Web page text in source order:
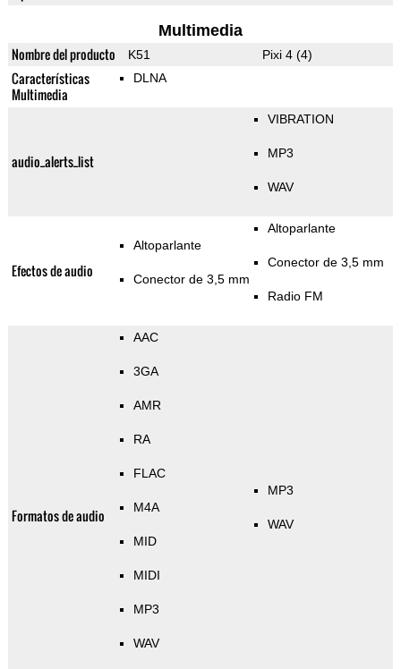
Multimedia
Nombre del producto K51 Pixi 4 (4)
Características
Multimedia
DLNA
audio_alerts_list
VIBRATION
MP3
WAV
Efectos de audio
Altoparlante
Conector de 3,5 mm
Altoparlante
Conector de 3,5 mm
Radio FM
Formatos de audio
AAC
3GA
AMR
RA
FLAC
M4A
MID
MIDI
MP3
WAV
MP3
WAV